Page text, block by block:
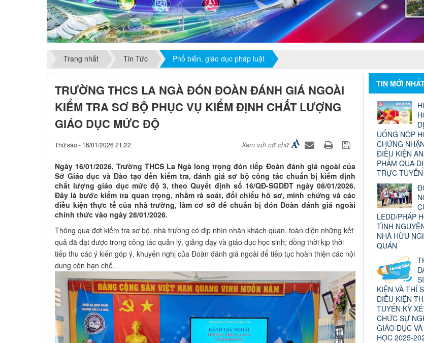
Trang nhất Tin Tức Phổ biến, giáo dục pháp luật
TRƯỜNG THCS LA NGÀ ĐÓN ĐOÀN ĐÁNH GIÁ NGOÀI
KIỂM TRA SƠ BỘ PHỤC VỤ KIỂM ĐỊNH CHẤT LƯỢNG
GIÁO DỤC MỨC ĐỘ
Thứ sáu - 16/01/2026 21:22 Xem với cỡ chữ
Ngày 16/01/2026, Trường THCS La Ngà long trọng đón tiếp Đoàn đánh giá ngoài của
Sở Giáo dục và Đào tạo đến kiểm tra, đánh giá sơ bộ công tác chuẩn bị kiểm định
chất lượng giáo dục mức độ 3, theo Quyết định số 16/QĐ-SGDĐT ngày 08/01/2026.
Đây là bước kiểm tra quan trọng, nhằm rà soát, đối chiếu hồ sơ, minh chứng và các
điều kiện thực tế của nhà trường, làm cơ sở để chuẩn bị đón Đoàn đánh giá ngoài
chính thức vào ngày 28/01/2026.
Thông qua đợt kiểm tra sơ bộ, nhà trường có dịp nhìn nhận khách quan, toàn diện những kết
quả đã đạt được trong công tác quản lý, giảng dạy và giáo dục học sinh; đồng thời kịp thời
tiếp thu các ý kiến góp ý, khuyến nghị của Đoàn đánh giá ngoài để tiếp tục hoàn thiện các nội
dung còn hạn chế.
TIN MỚI
UỐNG NỘP
CHỨNG
ĐIỀU KIỆN
PHẨM QUA
TRỰC TUYẾN
LEDD/PHÁP
TÌNH
NHÀ HỮU
QUÁN
KIỆN VÀ THÍ
ĐIỀU KIỆN
TUYỂN KỲ
CHỨC SỰ
GIÁO DỤC
HỌC 2025-